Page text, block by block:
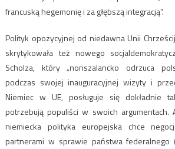
francuską hegemonię i za głębszą integracją”.
Polityk opozycyjnej od niedawna Unii
skrytykowała też nowego
Scholza, który „nonszalancko odrzuca
podczas swojej inauguracyjnej wizyty i
Niemiec w UE, posługuje się dokładnie
potrzebują populiści w swoich
niemiecka polityka europejska chce
partnerami w sprawie państwa federalnego